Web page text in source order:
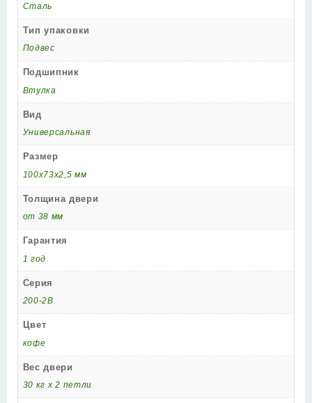
Сталь
Тип упаковки
Подвес
Подшипник
Втулка
Вид
Универсальная
Размер
100x73x2,5 мм
Толщина двери
от 38 мм
Гарантия
1 год
Серия
200-2B
Цвет
кофе
Вес двери
30 кг х 2 петли